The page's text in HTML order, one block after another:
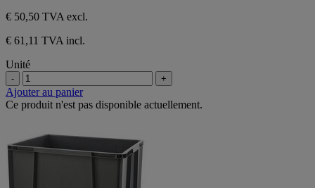
€ 50,50 TVA excl.
€ 61,11 TVA incl.
Unité
- +
Ajouter au panier
Ce produit n'est pas disponible actuellement.